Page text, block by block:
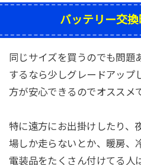
バッテリー交
同じサイズを買うのでも問題
するなら少しグレードアップ
方が安心できるのでオススメ
特に遠方にお出掛けしたり、
場しか走らないとか、暖房、
電装品をたくさん付けてる人